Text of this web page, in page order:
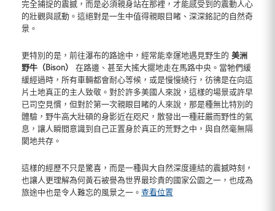
完全捕捉的震撼，而是必須親身站在那裡，才能感受到的震動人心
的壯觀與感動。這絕對是一生中值得親眼目睹、深深銘記的自然奇
景。
更特別的是，前往瀑布的路途中，經常能幸運地遇見野生的 美洲
野牛（Bison）
在路邊、甚至大搖大擺地走在馬路中央。當牠們緩
緩經過時，所有車輛都會耐心等候，或是慢慢繞行，彷彿是在向這
片土地真正的主人致敬。對於許多美國人來說，這樣的場景或許早
已司空見慣，但對於第一次親眼目睹的人來說，那是種無比特別的
體驗，野牛高大壯碩的身影近在咫尺，散發出一種莊嚴而野性的氣
息，讓人瞬間意識到自己正置身於真正的荒野之中，與自然毫無隔
閡地共存。
這樣的經歷不只是驚喜，而是一種與大自然深度連結的震撼時刻，
也讓人更理解為何黃石被譽為世界最珍貴的國家公園之一，也成為
旅途中也是令人難忘的風景之一。 查看位置